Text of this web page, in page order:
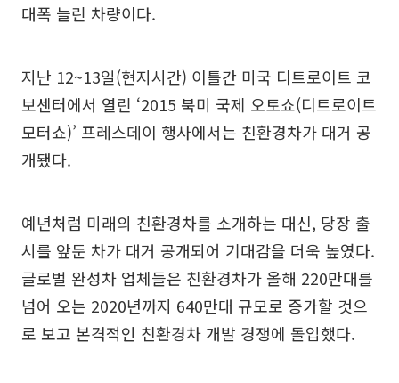
대폭 늘린 차량이다.
지난 12~13일(현지시간) 이틀간 미국 디트로이트 코
보센터에서 열린 ‘2015 북미 국제 오토쇼(디트로이트
모터쇼)’ 프레스데이 행사에서는 친환경차가 대거 공
개됐다.
예년처럼 미래의 친환경차를 소개하는 대신, 당장 출
시를 앞둔 차가 대거 공개되어 기대감을 더욱 높였다.
글로벌 완성차 업체들은 친환경차가 올해 220만대를
넘어 오는 2020년까지 640만대 규모로 증가할 것으
로 보고 본격적인 친환경차 개발 경쟁에 돌입했다.